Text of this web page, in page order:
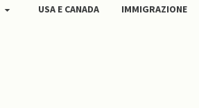
USA E CANADA IMMIGRAZIONE